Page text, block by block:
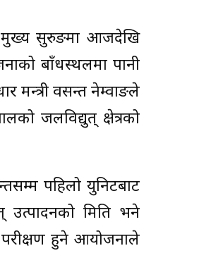
मुख्य सुरुङमा आजदेखि
बाँधस्थलमा पानी
मन्त्री वसन्त नेम्वाङले
जलविद्युत् क्षेत्रको
पहिलो युनिटबाट
उत्पादनको मिति भने
हुने आयोजनाले